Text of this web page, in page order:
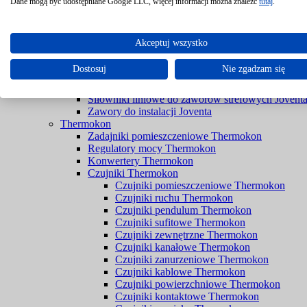
Siłowniki do przepustnic bez sprężyny powrotnej
Siłowniki do przepustnic ze sprężyną powrotną
Siłowniki do rozwiązań przeciwpożarowych
Siłowniki do zaworów bez spreżyny powrotnej
Siłowniki liniowe do zaworów strefowych Joventa
Zawory do instalacji Joventa
Thermokon
Zadajniki pomieszczeniowe Thermokon
Regulatory mocy Thermokon
Konwertery Thermokon
Czujniki Thermokon
Czujniki pomieszczeniowe Thermokon
Czujniki ruchu Thermokon
Czujniki pendulum Thermokon
Czujniki sufitowe Thermokon
Czujniki zewnętrzne Thermokon
Czujniki kanałowe Thermokon
Czujniki zanurzeniowe Thermokon
Czujniki kablowe Thermokon
Czujniki powierzchniowe Thermokon
Czujniki kontaktowe Thermokon
Akceptuj wszystko
Dostosuj Nie zgadzam się